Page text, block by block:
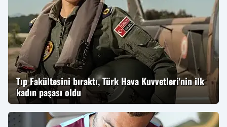
Tıp Fakültesini bıraktı, Türk Hava Kuvvetleri'nin ilk
kadın paşası oldu